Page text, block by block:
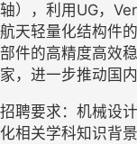
轴），利用UG，
航天轻量化结构件
部件的高精度高效
家，进一步推动国
招聘要求：机械设
化相关学科知识背